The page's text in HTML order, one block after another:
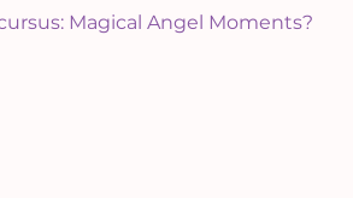
Magical Angel Moments?